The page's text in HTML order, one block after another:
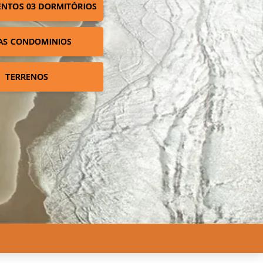
03 DORMITÓRIOS
CONDOMINIOS
TERRENOS